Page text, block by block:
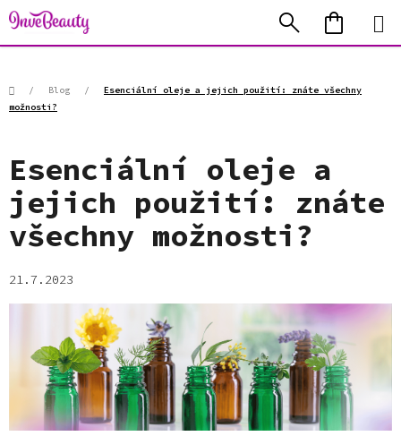
Přejít
na
obsah
Hledat
KOŠÍK
Domů/ Blog /
Esenciální oleje a jejich použití: znáte všechny
možnosti?
Esenciální oleje a
jejich použití: znáte
všechny možnosti?
21.7.2023